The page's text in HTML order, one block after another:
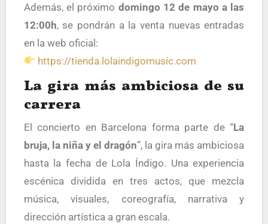
Además, el próximo domingo 12 de mayo a las
12:00h, se pondrán a la venta nuevas entradas
en la web oficial:
https://tienda.lolaindigomusic.com
La gira más ambiciosa de su
carrera
El concierto en Barcelona forma parte de “La
bruja, la niña y el dragón”, la gira más ambiciosa
hasta la fecha de Lola Índigo. Una experiencia
escénica dividida en tres actos, que mezcla
música, visuales, coreografía, narrativa y
dirección artística a gran escala.